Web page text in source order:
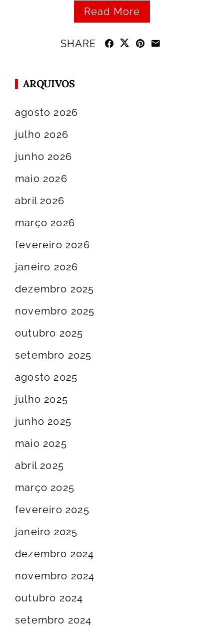
Read More
SHARE
ARQUIVOS
agosto 2026
julho 2026
junho 2026
maio 2026
abril 2026
março 2026
fevereiro 2026
janeiro 2026
dezembro 2025
novembro 2025
outubro 2025
setembro 2025
agosto 2025
julho 2025
junho 2025
maio 2025
abril 2025
março 2025
fevereiro 2025
janeiro 2025
dezembro 2024
novembro 2024
outubro 2024
setembro 2024